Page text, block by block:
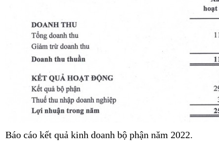
Báo cáo kết quả kinh doanh bộ phận năm 2022.